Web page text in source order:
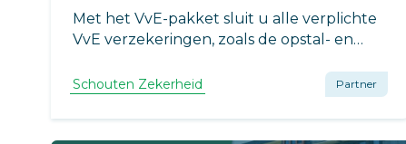
Met het VvE-pakket sluit u alle verplichte
VvE verzekeringen, zoals de opstal- en
af. Maar u breidt deze ook heel
verzekeringen. Hoe?
Schouten Zekerheid Partner